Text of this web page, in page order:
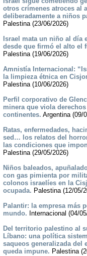
otros crímenes atroces al
deliberadamente a niños
Palestina (23/06/2026)
Israel mata un niño al día
desde que firmó el alto el
Palestina (19/06/2026)
Amnistía Internacional:
la limpieza étnica en
Palestina (10/06/2026)
Perfil corporativo de
minera que viola
continentes. Argentina (09/
Ratas, enfermedades,
sed… los relatos del
las condiciones que
Palestina (29/05/2026)
Niños baleados,
con gas pimienta por
colonos israelíes en la
ocupada. Palestina (12/05/
Palantir: la empresa más
mundo. Internacional (04/
Del territorio palestino al
Líbano: una política
saqueos generalizada del
queda impune. Palestina